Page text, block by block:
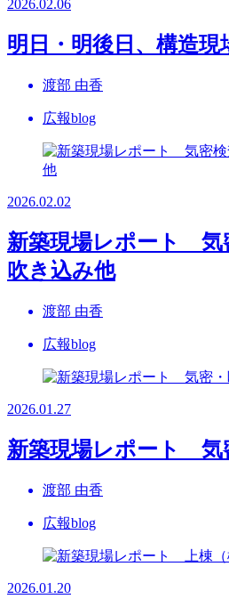
2026.02.06
明日・明後日、構造現
渡部 由香
広報blog
2026.02.02
新築現場レポート 気
吹き込み他
渡部 由香
広報blog
2026.01.27
新築現場レポート 気
渡部 由香
広報blog
2026.01.20